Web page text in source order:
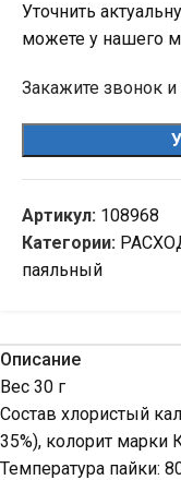
Уточнить
можете у нашего
Закажите звонок
Артикул: 108968
Категории:
паяльный
Описание
Вес 30 г
Состав хлористый
35%), колорит марки
Температура пайки: